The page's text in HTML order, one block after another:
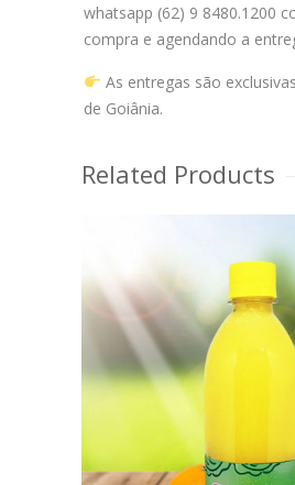
whatsapp (62) 9 8480.1200
compra e agendando a
As entregas são
de Goiânia.
Related Products